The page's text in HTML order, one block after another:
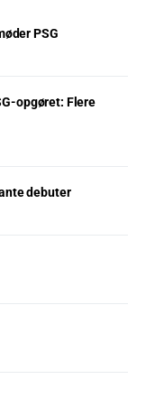
PSG
opgøret: Flere
debuter